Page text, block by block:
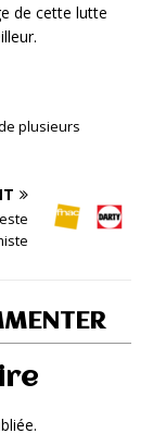
de cette lutte
plusieurs